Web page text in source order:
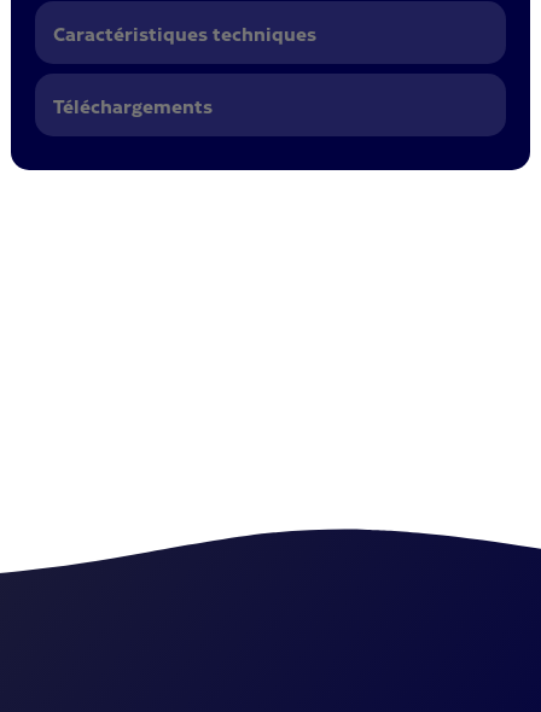
Caractéristiques techniques
Téléchargements